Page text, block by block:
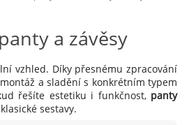
a závěsy
vzhled. Díky přesnému zpracování
a sladění s konkrétním typem
řešíte estetiku i funkčnost, panty
sestavy.